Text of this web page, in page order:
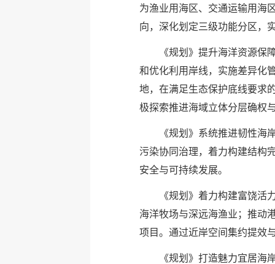
为渔业用海区、交通运输用海
向，深化划定三级功能分区，
《规划》提升海洋资源
和优化利用岸线，实施差异化
地，在满足生态保护底线要求
极探索推进海域立体分层确权
《规划》系统推进韧性
污染协同治理，着力构建结构
安全与可持续发展。
《规划》着力构建富饶
海洋牧场与深远海渔业；推动
项目。通过近岸空间集约提效
《规划》打造魅力宜居海